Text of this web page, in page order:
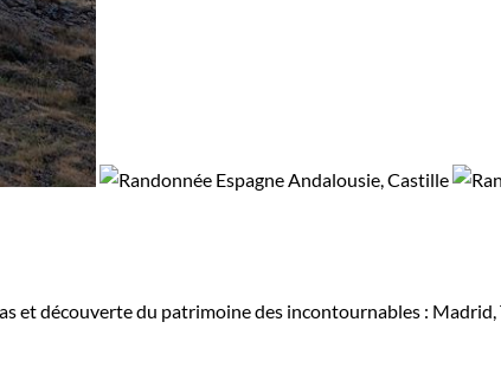
et découverte du patrimoine des incontournables : Madrid,